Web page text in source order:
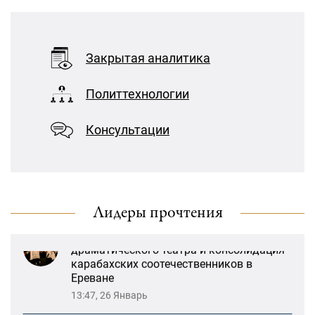
Закрытая аналитика
Политтехнологии
Консультации
Лидеры прочтения
«Литературная Армения» продолжит
свою деятельность при поддержке
21:27, 22 Январь
«Взаимное восприятие образов Армении
Возрождение Степанакертского русского
Ереване
13:47, 26 Январь